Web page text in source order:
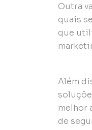
Outra
quais
que
Além
melhor
de